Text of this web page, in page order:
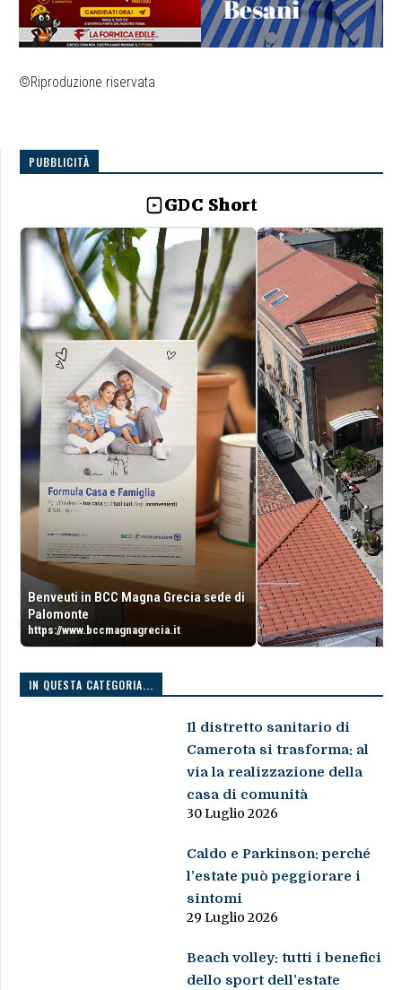
©Riproduzione riservata
PUBBLICITÀ
GDC Short
Benveuti in BCC Magna Grecia sede di
Palomonte
https://www.bccmagnagrecia.it
IN QUESTA CATEGORIA...
Il distretto sanitario di
Camerota si trasforma: al
via la realizzazione della
casa di comunità
30 Luglio 2026
Caldo e Parkinson: perché
l’estate può peggiorare i
sintomi
29 Luglio 2026
Beach volley: tutti i benefici
dello sport dell’estate